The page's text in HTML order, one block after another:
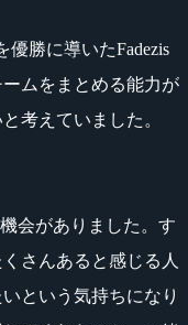
優勝に導いたFadezis
ムをまとめる能力が
考えていました。
会がありました。す
さんあると感じる人
という気持ちになり